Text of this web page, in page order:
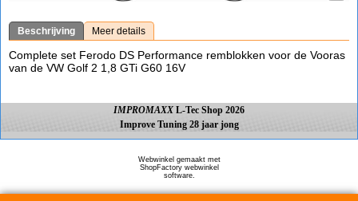
Beschrijving Meer details
Complete set Ferodo DS Performance remblokken voor de Vooras
van de VW Golf 2 1,8 GTi G60 16V
IMPROMAXX L-Tec Shop 2026
Improve Tuning 28 jaar jong
Webwinkel gemaakt met
ShopFactory webwinkel
software.